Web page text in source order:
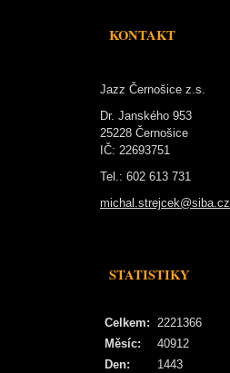
KONTAKT
Jazz Černošice z.s.
Dr. Janského 953
25228 Černošice
IČ: 22693751
Tel.: 602 613 731
michal.strejcek@siba.cz
STATISTIKY
Celkem: 2221366
Měsíc:
40912
Den:
1443